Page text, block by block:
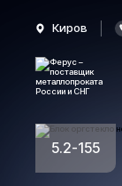
Киров
5.2-155